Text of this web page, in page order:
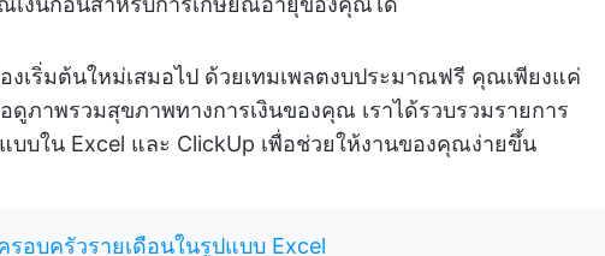
เริ่มต้นใหม่เสมอไป ด้วยเทมเพลตงบประมาณฟรี คุณเพียงแค่
ดูภาพรวมสุขภาพทางการเงินของคุณ เราได้รวบรวมรายการ
บบใน Excel และ ClickUp เพื่อช่วยให้งานของคุณง่ายขึ้น
อบครัวรายเดือนในรูปแบบ Excel